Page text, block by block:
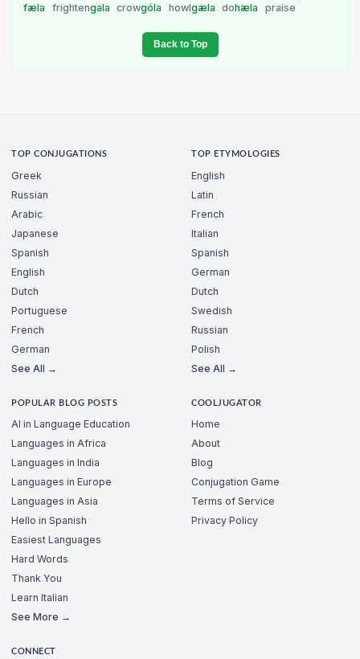
fæla
frightengala crowgóla howlgæla dohæla praise
Back to Top
TOP CONJUGATIONS
Greek
Russian
Arabic
Japanese
Spanish
English
Dutch
Portuguese
French
German
See All →
TOP ETYMOLOGIES
English
Latin
French
Italian
Spanish
German
Dutch
Swedish
Russian
Polish
See All →
POPULAR BLOG POSTS
AI in Language Education
Languages in Africa
Languages in India
Languages in Europe
Languages in Asia
Hello in Spanish
Easiest Languages
Hard Words
Thank You
Learn Italian
See More →
COOLJUGATOR
Home
About
Blog
Conjugation Game
Terms of Service
Privacy Policy
CONNECT